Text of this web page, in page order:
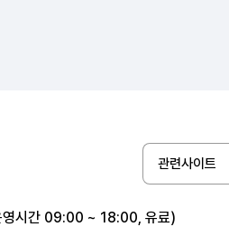
영시간 09:00 ~ 18:00, 유료)
관련사이트